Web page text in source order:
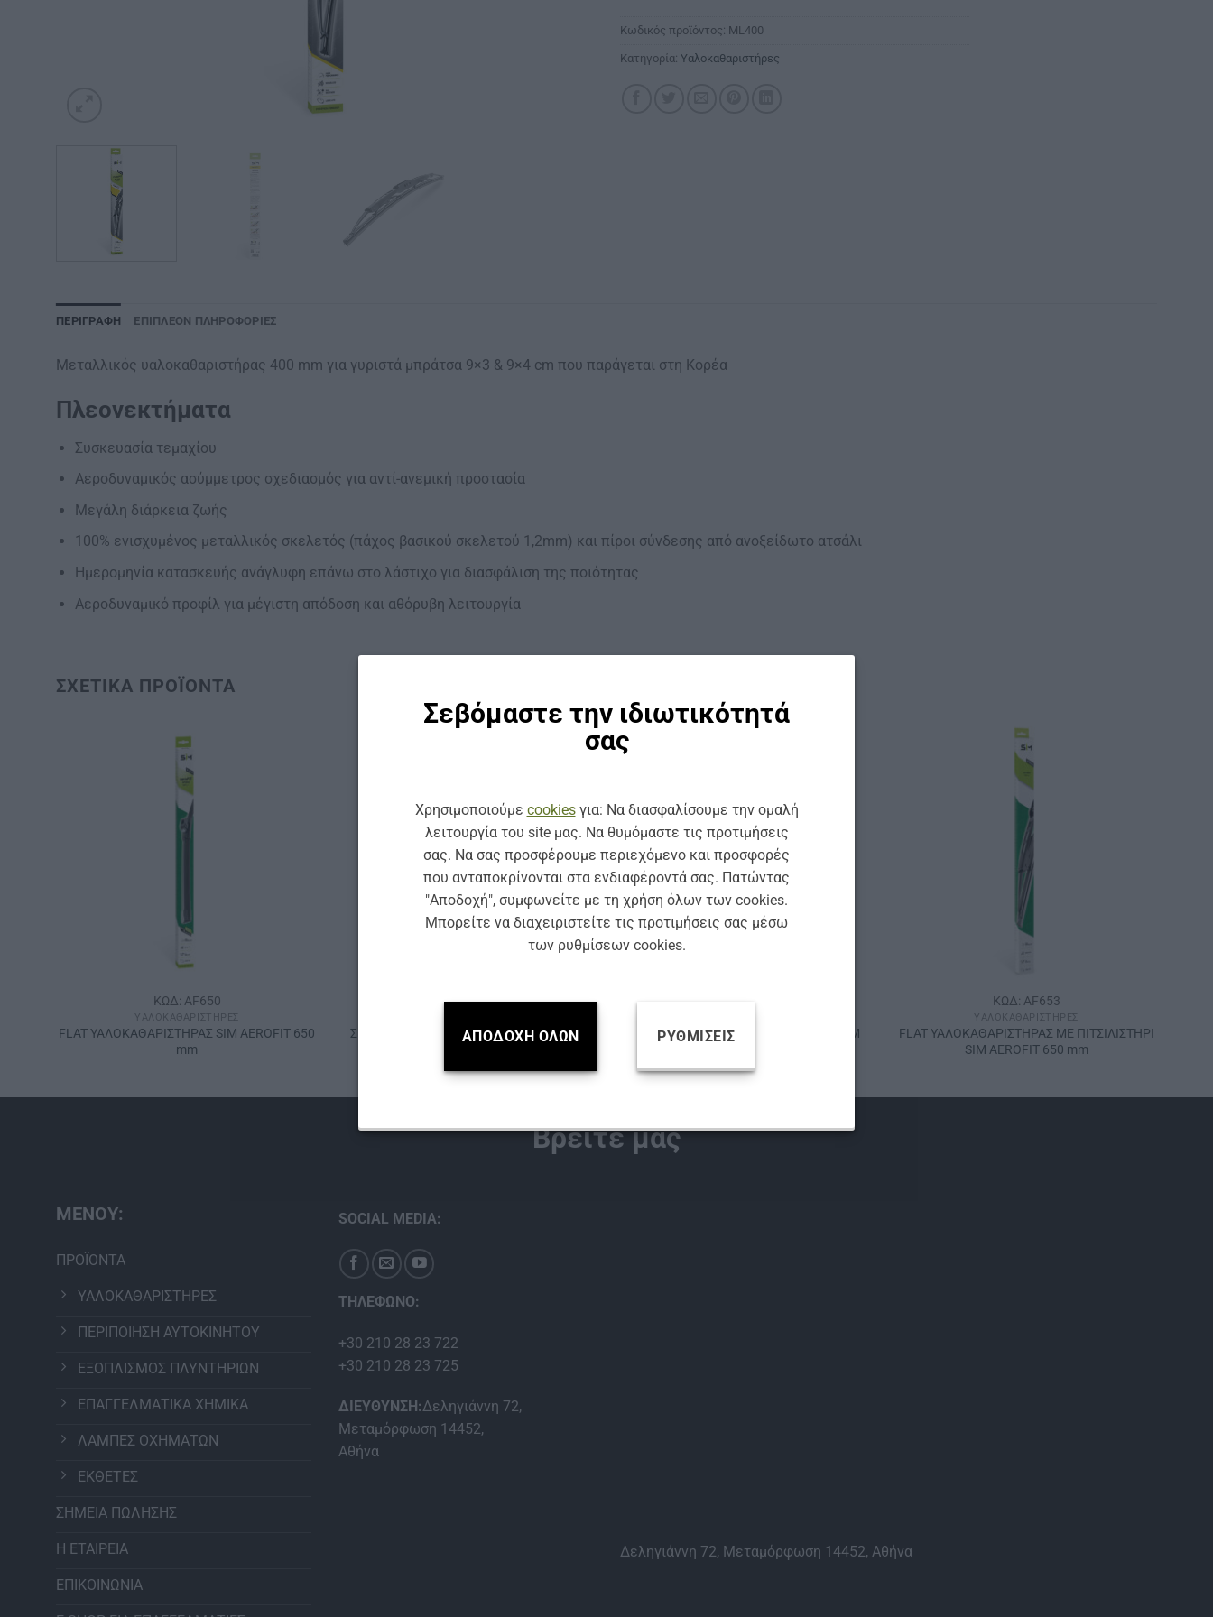
Σεβόμαστε την ιδιωτικότητά
σας
Χρησιμοποιούμε cookiesγια: Να διασφαλίσουμε την ομαλή
λειτουργία του site μας. Να θυμόμαστε τις προτιμήσεις
σας. Να σας προσφέρουμε περιεχόμενο και προσφορές
που ανταποκρίνονται στα ενδιαφέροντά σας. Πατώντας
"Αποδοχή", συμφωνείτε με τη χρήση όλων των cookies.
Μπορείτε να διαχειριστείτε τις προτιμήσεις σας μέσω
των ρυθμίσεων cookies.
ΑΠΟΔΟΧΉ ΌΛΩΝ ΡΥΘΜΊΣΕΙΣ
Κωδικός προϊόντος: ML400
Κατηγορία: Υαλοκαθαριστήρες
ΠΕΡΙΓΡΑΦΉ ΕΠΙΠΛΈΟΝ ΠΛΗΡΟΦΟΡΊΕΣ
Μεταλλικός υαλοκαθαριστήρας 400 mm για γυριστά μπράτσα 9×3 & 9×4 cm που παράγεται στη Κορέα
Πλεονεκτήματα
Συσκευασία τεμαχίου
Αεροδυναμικός ασύμμετρος σχεδιασμός για αντί-ανεμική προστασία
Μεγάλη διάρκεια ζωής
100% ενισχυμένος μεταλλικός σκελετός (πάχος βασικού σκελετού 1,2mm) και πίροι σύνδεσης από ανοξείδωτο ατσάλι
Ημερομηνία κατασκευής ανάγλυφη επάνω στο λάστιχο για διασφάλιση της ποιότητας
Αεροδυναμικό προφίλ για μέγιστη απόδοση και αθόρυβη λειτουργία
ΣΧΕΤΙΚΆ ΠΡΟΪΌΝΤΑ
ΚΩΔ: AF650
ΥΑΛΟΚΑΘΑΡΙΣΤΉΡΕΣ
FLAT ΥΑΛΟΚΑΘΑΡΙΣΤΗΡΑΣ SIM AEROFIT 650
mm
ΚΩΔ: AF-COUNTRYMAN
ΣΕΤ FLAT ΥΑΛΟΚΑΘΑΡΙΣΤΗΡΩΝ ΓΙΑ ΜΙΝΙ
ΚΩΔ: A300
ΜΕΤΑΛΛΙΚΟΣ ΥΑΛΟΚΑΘΑΡΙΣΤΗΡΑΣ SΙΜ
ΚΩΔ: AF653
ΥΑΛΟΚΑΘΑΡΙΣΤΉΡΕΣ
FLAT ΥΑΛΟΚΑΘΑΡΙΣΤΗΡΑΣ ΜΕ ΠΙΤΣΙΛΙΣΤΗΡΙ
SIM AEROFIT 650 mm
Βρείτε μας
ΜΕΝΟΥ:
ΠΡΟΪΟΝΤΑ
ΥΑΛΟΚΑΘΑΡΙΣΤΗΡΕΣ
ΠΕΡΙΠΟΙΗΣΗ ΑΥΤΟΚΙΝΗΤΟΥ
ΕΞΟΠΛΙΣΜΟΣ ΠΛΥΝΤΗΡΙΩΝ
ΕΠΑΓΓΕΛΜΑΤΙΚΑ ΧΗΜΙΚΑ
ΛΑΜΠΕΣ ΟΧΗΜΑΤΩΝ
ΕΚΘΕΤΕΣ
ΣΗΜΕΙΑ ΠΩΛΗΣΗΣ
Η ΕΤΑΙΡΕΙΑ
ΕΠΙΚΟΙΝΩΝΙΑ
SOCIAL MEDIA:
ΤΗΛΕΦΩΝΟ:
+30 210 28 23 722
+30 210 28 23 725
ΔΙΕΥΘΥΝΣΗ:Δεληγιάννη 72,
Μεταμόρφωση 14452,
Αθήνα
Δεληγιάννη 72, Μεταμόρφωση 14452, Αθήνα